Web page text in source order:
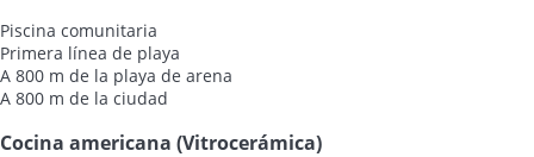
Piscina comunitaria
Primera línea de playa
A 800 m de la playa de arena
A 800 m de la ciudad
Cocina americana (Vitrocerámica)